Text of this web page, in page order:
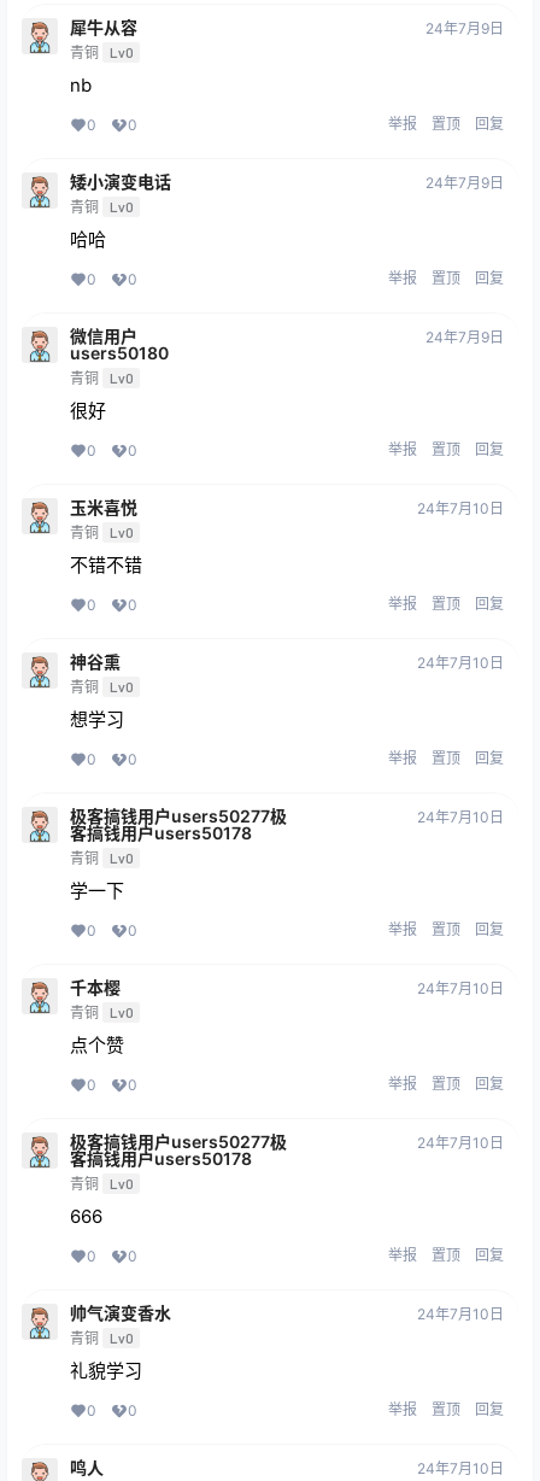
犀牛从容
青铜 Lv0
24年7月9日
nb
0 0 举报 置顶 回复
矮小演变电话
青铜 Lv0
24年7月9日
哈哈
0 0 举报 置顶 回复
微信用户
users50180
青铜 Lv0
24年7月9日
很好
0 0 举报 置顶 回复
玉米喜悦
青铜 Lv0
24年7月10日
不错不错
0 0 举报 置顶 回复
神谷熏
青铜 Lv0
24年7月10日
想学习
0 0 举报 置顶 回复
极客搞钱用户users50277极
客搞钱用户users50178
青铜 Lv0
24年7月10日
学一下
0 0 举报 置顶 回复
千本樱
青铜 Lv0
24年7月10日
点个赞
0 0 举报 置顶 回复
极客搞钱用户users50277极
客搞钱用户users50178
青铜 Lv0
24年7月10日
666
0 0 举报 置顶 回复
帅气演变香水
青铜 Lv0
24年7月10日
礼貌学习
0 0 举报 置顶 回复
鸣人 24年7月10日